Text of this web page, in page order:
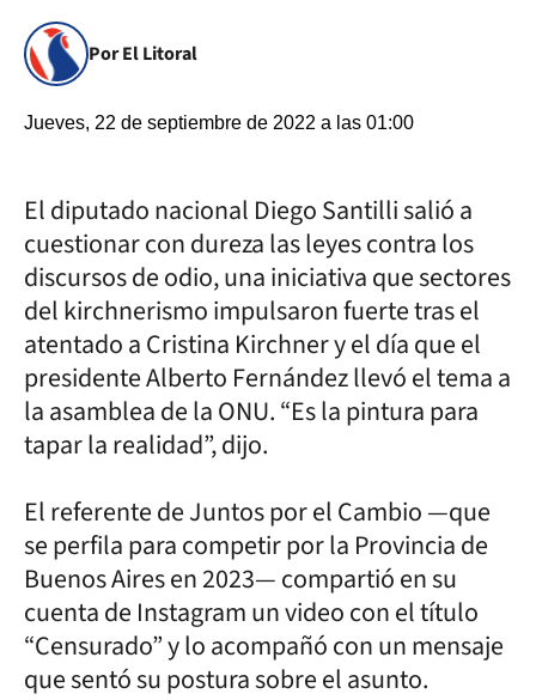
Por El Litoral
Jueves, 22 de septiembre de 2022 a las 01:00
El diputado nacional Diego Santilli salió a
cuestionar con dureza las leyes contra los
discursos de odio, una iniciativa que sectores
del kirchnerismo impulsaron fuerte tras el
atentado a Cristina Kirchner y el día que el
presidente Alberto Fernández llevó el tema a
la asamblea de la ONU. “Es la pintura para
tapar la realidad”, dijo.
El referente de Juntos por el Cambio —que
se perfila para competir por la Provincia de
Buenos Aires en 2023— compartió en su
cuenta de Instagram un video con el título
“Censurado” y lo acompañó con un mensaje
que sentó su postura sobre el asunto.